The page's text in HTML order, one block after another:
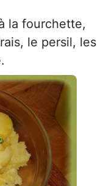
la fourchette,
le persil, les